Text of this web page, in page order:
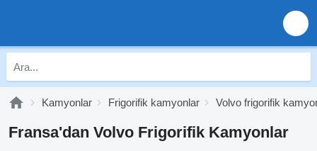
Kamyonlar Frigorifik kamyonlar Volvo frigorifik
Fransa'dan Volvo Frigorifik Kamyonlar